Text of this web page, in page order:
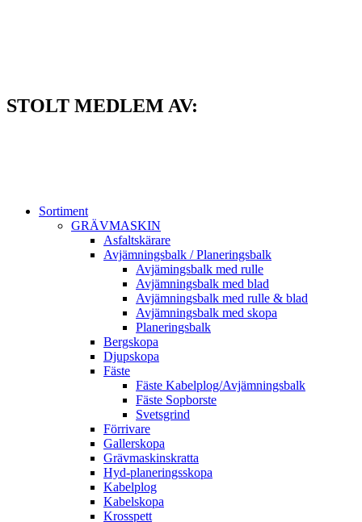
STOLT MEDLEM AV:
Sortiment
GRÄV­MASKIN
Asfalt­skärare
Avjämnings­balk / Planeringsbalk
Avjämingsbalk med rulle
Avjämningsbalk med blad
Avjämningsbalk med rulle & blad
Avjämningsbalk med skopa
Planerings­balk
Berg­skopa
Djup­skopa
Fäste
Fäste Kabel­­plog/­Avjämnings­­balk
Fäste Sop­borste
Svets­grind
Förrivare
Galler­skopa
Gräv­maskins­kratta
Hyd­-planerings­skopa
Kabel­plog
Kabel­skopa
Kros­spett